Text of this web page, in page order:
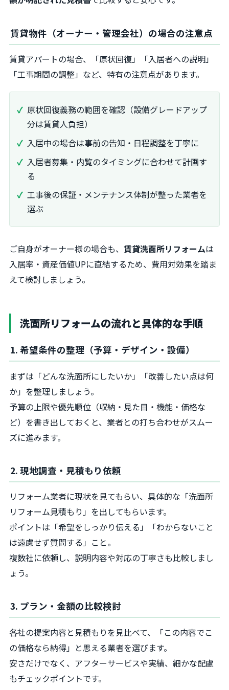
賃貸物件（オーナー・管理会社）の場合の注意点
賃貸アパートの場合、「原状回復」「入居者への説明」
「工事期間の調整」など、特有の注意点があります。
原状回復義務の範囲を確認（設備グレードアップ
分は賃貸人負担）
入居中の場合は事前の告知・日程調整を丁寧に
入居者募集・内覧のタイミングに合わせて計画す
る
工事後の保証・メンテナンス体制が整った業者を
選ぶ
ご自身がオーナー様の場合も、 賃貸洗面所リフォームは
入居率・資産価値UPに直結するため、費用対効果を踏ま
えて検討しましょう。
洗面所リフォームの流れと具体的な手順
1. 希望条件の整理（予算・デザイン・設備）
まずは「どんな洗面所にしたいか」「改善したい点は何
か」を整理しましょう。
予算の上限や優先順位（収納・見た目・機能・価格な
ど）を書き出しておくと、業者との打ち合わせがスムー
ズに進みます。
2. 現地調査・見積もり依頼
リフォーム業者に現状を見てもらい、具体的な「洗面所
リフォーム見積もり」を出してもらいます。
ポイントは「希望をしっかり伝える」「わからないこと
は遠慮せず質問する」こと。
複数社に依頼し、説明内容や対応の丁寧さも比較しまし
ょう。
3. プラン・金額の比較検討
各社の提案内容と見積もりを見比べて、「この内容でこ
の価格なら納得」と思える業者を選びます。
安さだけでなく、アフターサービスや実績、細かな配慮
もチェックポイントです。